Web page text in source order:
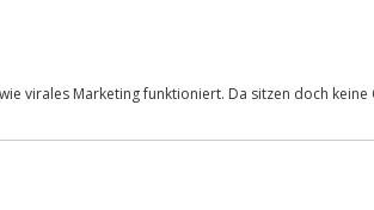
virales Marketing funktioniert. Da sitzen doch keine